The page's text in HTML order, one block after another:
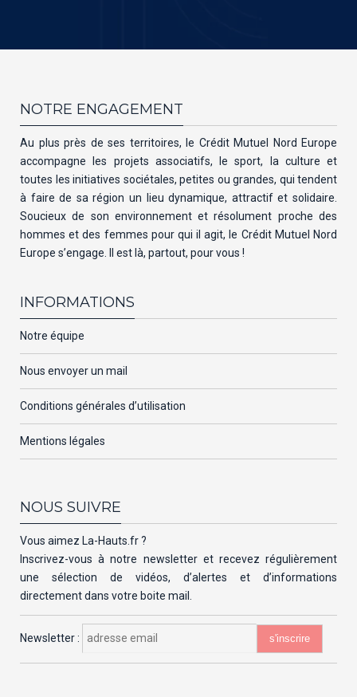
NOTRE ENGAGEMENT
Au plus près de ses territoires, le Crédit Mutuel Nord Europe
accompagne les projets associatifs, le sport, la culture et
toutes les initiatives sociétales, petites ou grandes, qui tendent
à faire de sa région un lieu dynamique, attractif et solidaire.
Soucieux de son environnement et résolument proche des
hommes et des femmes pour qui il agit, le Crédit Mutuel Nord
Europe s’engage. Il est là, partout, pour vous !
INFORMATIONS
Notre équipe
Nous envoyer un mail
Conditions générales d’utilisation
Mentions légales
NOUS SUIVRE
Vous aimez La-Hauts.fr ?
Inscrivez-vous à notre newsletter et recevez régulièrement
une sélection de vidéos, d’alertes et d’informations
directement dans votre boite mail.
Newsletter :